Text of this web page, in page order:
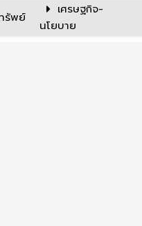
รัพย์
เศรษฐกิจ-
นโยบาย